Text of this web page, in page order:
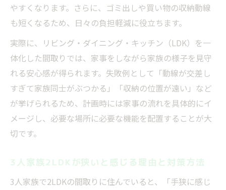
やすくなります。さらに、ゴミ出しや買い物の収納動線
も短くなるため、日々の負担軽減に役立ちます。
実際に、リビング・ダイニング・キッチン（LDK）を一
体化した間取りでは、家事をしながら家族の様子を見守
れる安心感が得られます。失敗例として「動線が交差し
すぎて家族同士がぶつかる」「収納の位置が遠い」など
が挙げられるため、計画時には家事の流れを具体的にイ
メージし、必要な場所に必要な機能を配置することが大
切です。
3人家族2LDKが狭いと感じる理由と対策方法
3人家族で2LDKの間取りに住んでいると、「手狭に感じ